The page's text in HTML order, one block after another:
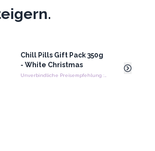
Chill Pills Gift Pack 350g
- White Christmas
Unverbindliche Preisempfehlung : €11.90/Pack